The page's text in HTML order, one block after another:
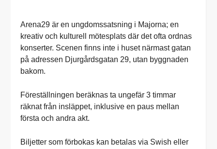
Arena29 är en ungdomssatsning i Majorna; en
kreativ och kulturell mötesplats där det ofta ordnas
konserter. Scenen finns inte i huset närmast gatan
på adressen Djurgårdsgatan 29, utan byggnaden
bakom.
Föreställningen beräknas ta ungefär 3 timmar
räknat från insläppet, inklusive en paus mellan
första och andra akt.
Biljetter som förbokas kan betalas via Swish eller